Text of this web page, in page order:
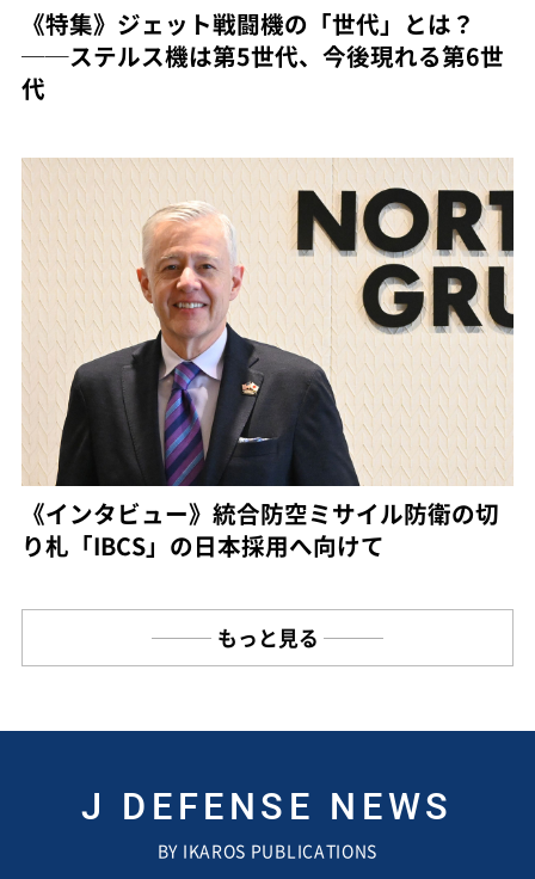
《特集》ジェット戦闘機の「世代」とは？
──ステルス機は第5世代、今後現れる第6世
代
《インタビュー》統合防空ミサイル防衛の切
り札「IBCS」の日本採用へ向けて
もっと見る
J DEFENSE NEWS
BY IKAROS PUBLICATIONS